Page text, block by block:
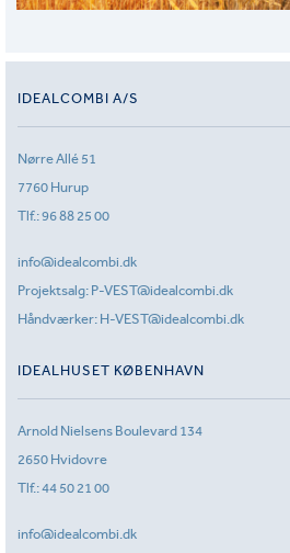
IDEALCOMBI A/S
Nørre Allé 51
7760 Hurup
Tlf.:96 88 25 00
info@idealcombi.dk
Projektsalg: P-VEST@idealcombi.dk
Håndværker: H-VEST@idealcombi.dk
IDEALHUSET KØBENHAVN
Arnold Nielsens Boulevard 134
2650 Hvidovre
Tlf.:44 50 21 00
info@idealcombi.dk